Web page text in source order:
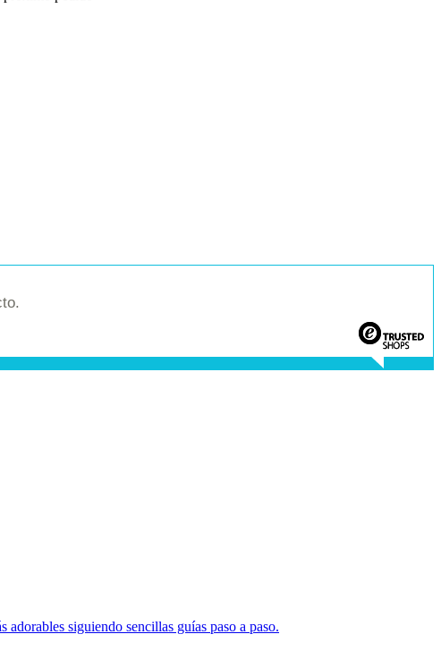
siguiendo sencillas guías paso a paso.